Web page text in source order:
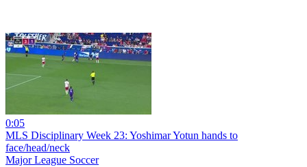
0:05
MLS Disciplinary Week 23: Yoshimar Yotun hands to
face/head/neck
Major League Soccer